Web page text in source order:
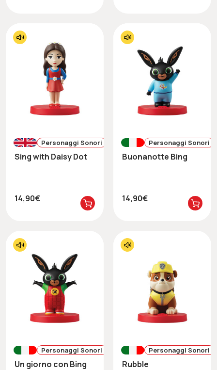
Personaggi Sonori
Sing with Daisy Dot
14,90€
Personaggi Sonori
Buonanotte Bing
14,90€
Personaggi Sonori
Un giorno con Bing
Personaggi Sonori
Rubble